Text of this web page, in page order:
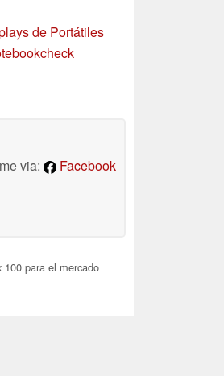
de Portátiles
via:
Facebook
para el mercado